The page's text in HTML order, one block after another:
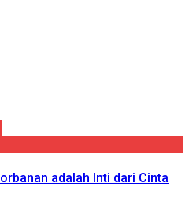
adalah Inti dari Cinta